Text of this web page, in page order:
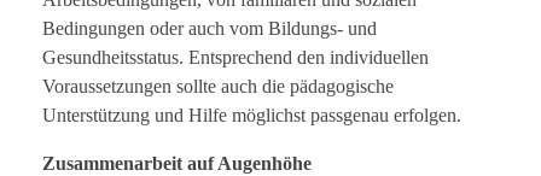
Bedingungen oder auch vom Bildungs- und
Gesundheitsstatus. Entsprechend den individuellen
Voraussetzungen sollte auch die pädagogische
Unterstützung und Hilfe möglichst passgenau erfolgen.
Zusammenarbeit auf Augenhöhe